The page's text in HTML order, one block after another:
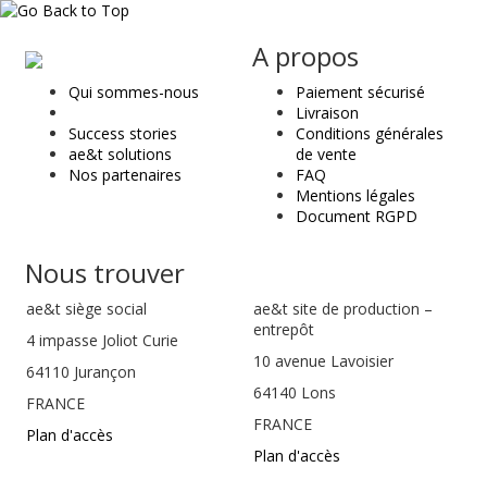
ae
&
t
Qui sommes-nous
Success stories
ae&t solutions
Nos partenaires
A propos
Paiement sécurisé
Livraison
Conditions générales
de vente
FAQ
Mentions légales
Document RGPD
Nous trouver
ae&t siège social
4 impasse Joliot Curie
64110 Jurançon
FRANCE
Plan d'accès
ae&t site de production –
entrepôt
10 avenue Lavoisier
64140 Lons
FRANCE
Plan d'accès